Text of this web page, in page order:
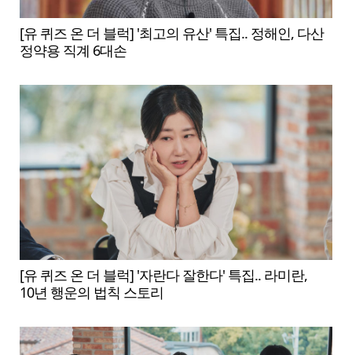
[유 퀴즈 온 더 블럭] '최고의 유산' 특집.. 정해인, 다산
정약용 직계 6대손
[유 퀴즈 온 더 블럭] '자란다 잘한다' 특집.. 라미란,
10년 행운의 법칙 스토리